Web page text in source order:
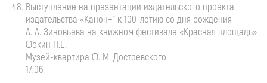
Выступление на презентации издательского проекта
издательства «Канон+" к100-летию со дня рождения
А. А. Зиновьева на книжном фестивале «Красная площадь»
Фокин П.Е.
Музей-квартира Ф. М. Достоевского
17.06